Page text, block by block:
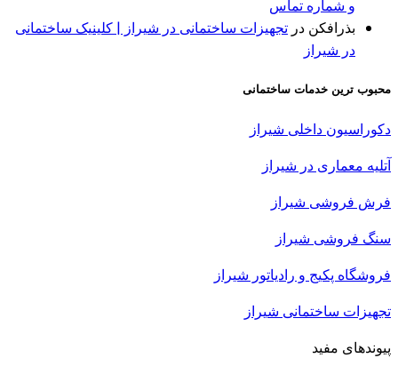
و شماره تماس
بذرافكن در تجهیزات ساختمانی در شیراز | کلینیک ساختمانی
در شیراز
محبوب ترین خدمات ساختمانی
دکوراسیون داخلی شیراز
آتلیه معماری در شیراز
فرش فروشی شیراز
سنگ فروشی شیراز
فروشگاه پکیج و رادیاتور شیراز
تجهیزات ساختمانی شیراز
پیوندهای مفید